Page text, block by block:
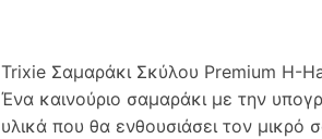
Trixie Σαμαράκι Σκύλου Premium H-
Ένα καινούριο σαμαράκι με την
υλικά που θα ενθουσιάσει τον μικρό